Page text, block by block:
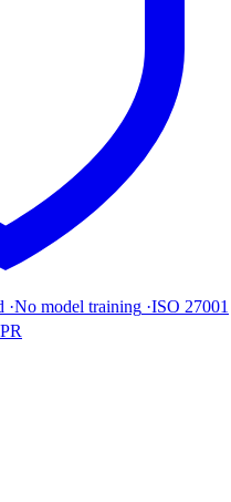
·No model training ·ISO 27001